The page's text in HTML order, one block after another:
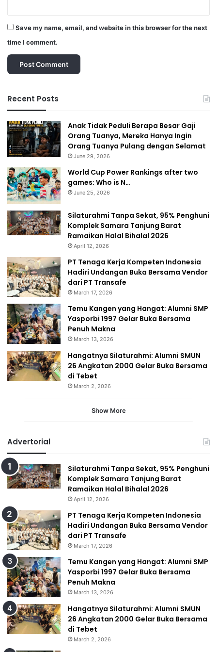
Save my name, email, and website in this browser for the next
time I comment.
Recent Posts
Anak Tidak Peduli Berapa Besar Gaji
Orang Tuanya, Mereka Hanya Ingin
Orang Tuanya Pulang dengan Selamat
June 29, 2026
World Cup Power Rankings after two
games: Who is N…
June 25, 2026
Silaturahmi Tanpa Sekat, 95% Penghuni
Komplek Samara Tanjung Barat
Ramaikan Halal Bihalal 2026
April 12, 2026
PT Tenaga Kerja Kompeten Indonesia
Hadiri Undangan Buka Bersama Vendor
dari PT Transafe
March 17, 2026
Temu Kangen yang Hangat: Alumni SMP
Yasporbi 1997 Gelar Buka Bersama
Penuh Makna
March 13, 2026
Hangatnya Silaturahmi: Alumni SMUN
26 Angkatan 2000 Gelar Buka Bersama
di Tebet
March 2, 2026
Show More
Advertorial
Silaturahmi Tanpa Sekat, 95% Penghuni
Komplek Samara Tanjung Barat
Ramaikan Halal Bihalal 2026
April 12, 2026
PT Tenaga Kerja Kompeten Indonesia
Hadiri Undangan Buka Bersama Vendor
dari PT Transafe
March 17, 2026
Temu Kangen yang Hangat: Alumni SMP
Yasporbi 1997 Gelar Buka Bersama
Penuh Makna
March 13, 2026
Hangatnya Silaturahmi: Alumni SMUN
26 Angkatan 2000 Gelar Buka Bersama
di Tebet
March 2, 2026